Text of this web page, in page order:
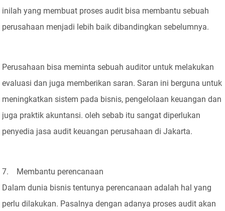
inilah yang membuat proses audit bisa membantu sebuah
perusahaan menjadi lebih baik dibandingkan sebelumnya.
Perusahaan bisa meminta sebuah auditor untuk melakukan
evaluasi dan juga memberikan saran. Saran ini berguna untuk
meningkatkan sistem pada bisnis, pengelolaan keuangan dan
juga praktik akuntansi. oleh sebab itu sangat diperlukan
penyedia jasa audit keuangan perusahaan di Jakarta.
7. Membantu perencanaan
Dalam dunia bisnis tentunya perencanaan adalah hal yang
perlu dilakukan. Pasalnya dengan adanya proses audit akan